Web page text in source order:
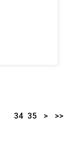
34 35 > >>